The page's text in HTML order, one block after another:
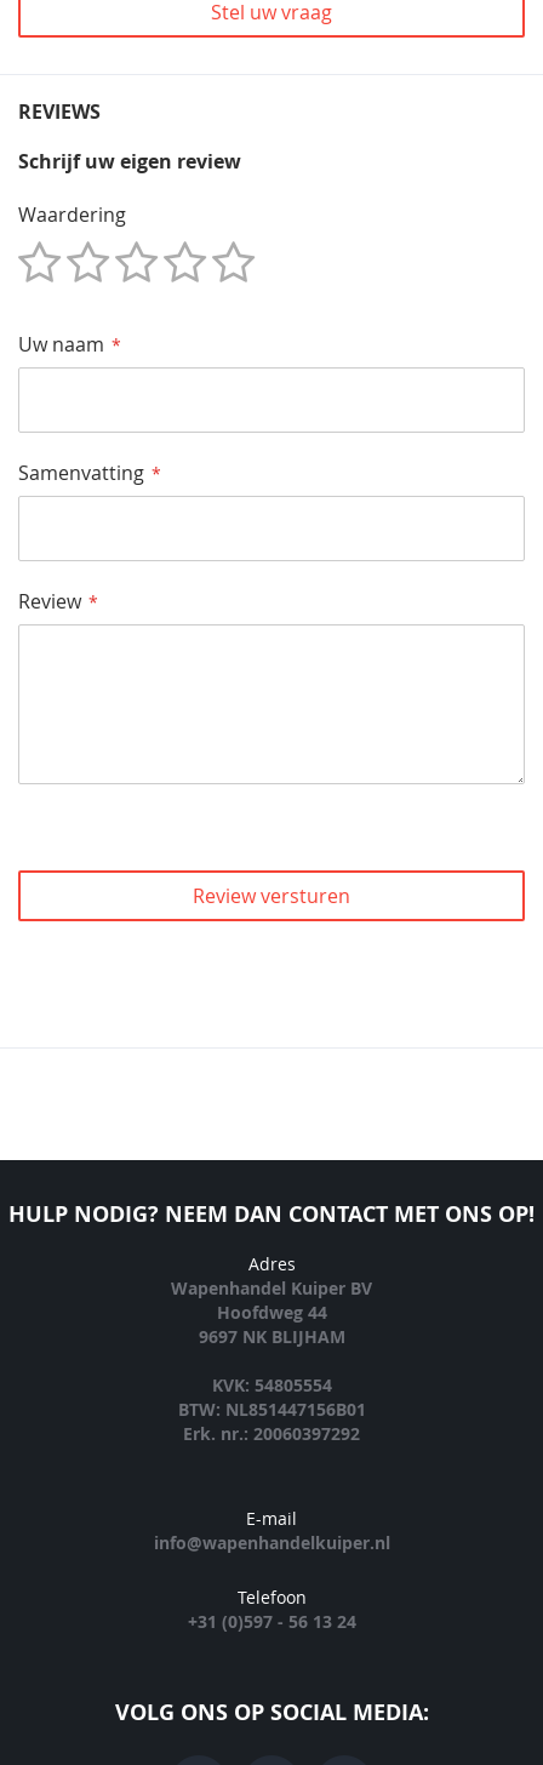
Stel uw vraag
REVIEWS
Schrijf uw eigen review
Waardering
Uw naam
Samenvatting
Review
Review versturen
HULP NODIG? NEEM DAN CONTACT MET ONS OP!
Adres
Wapenhandel Kuiper BV
Hoofdweg 44
9697 NK BLIJHAM
KVK: 54805554
BTW: NL851447156B01
Erk. nr.: 20060397292
E-mail
info@wapenhandelkuiper.nl
Telefoon
+31 (0)597 - 56 13 24
VOLG ONS OP SOCIAL MEDIA: